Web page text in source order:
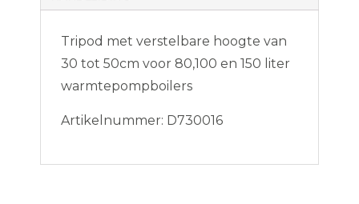
Tripod met verstelbare hoogte van
30 tot 50cm voor 80,100 en 150 liter
warmtepompboilers
Artikelnummer: D730016